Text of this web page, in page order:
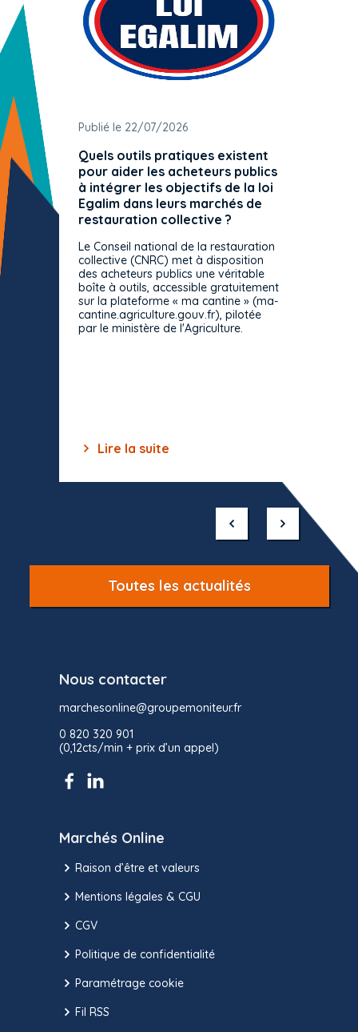
Publié le 22/07/2026
Quels outils pratiques existent
pour aider les acheteurs publics
à intégrer les objectifs de la loi
Egalim dans leurs marchés de
restauration collective ?
Le Conseil national de la restauration
collective (CNRC) met à disposition
des acheteurs publics une véritable
boîte à outils, accessible gratuitement
sur la plateforme « ma cantine » (ma-
cantine.agriculture.gouv.fr), pilotée
par le ministère de l'Agriculture.
Lire la suite
Toutes les actualités
Nous contacter
marchesonline@groupemoniteur.fr
0 820 320 901
(0,12cts/min + prix d’un appel)
Marchés Online
Raison d’être et valeurs
Mentions légales & CGU
CGV
Politique de confidentialité
Paramétrage cookie
Fil RSS